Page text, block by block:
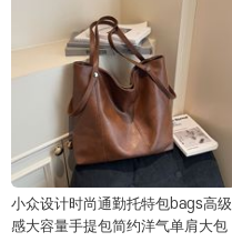
小众设计时尚通勤托特包bags高级
感大容量手提包简约洋气单肩大包